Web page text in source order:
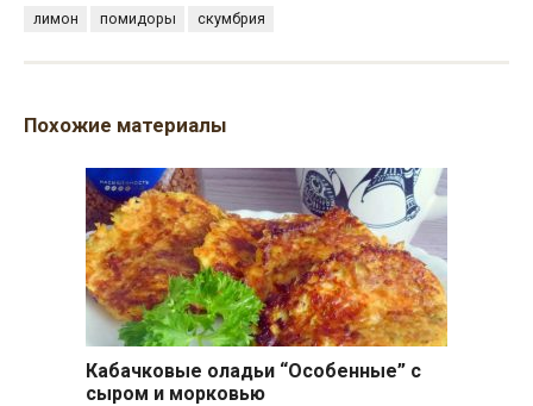
лимон помидоры скумбрия
Похожие материалы
Кабачковые оладьи “Особенные” с
сыром и морковью